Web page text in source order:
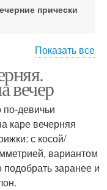
прически
на каре
Повседневные
прически
Показать все
вечер
по-девичьи
каре вечерняя
с косой/
вариантом
заранее и